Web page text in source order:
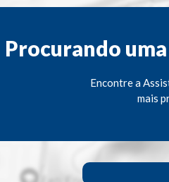
Procurando
Encontre a
mais